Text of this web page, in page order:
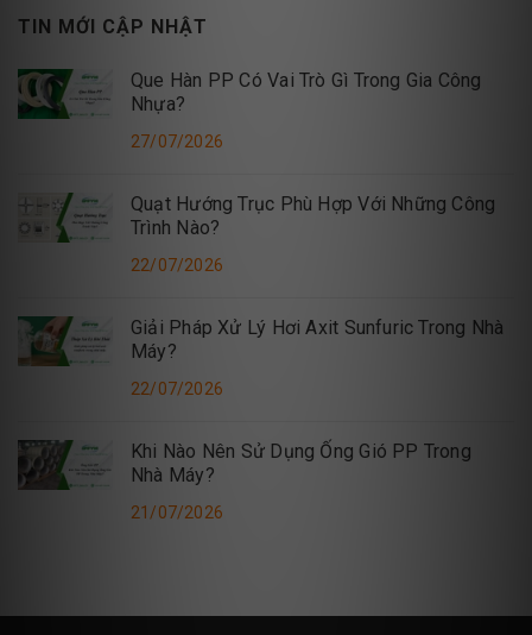
TIN MỚI CẬP NHẬT
Que Hàn PP Có Vai Trò Gì Trong Gia Công
Nhựa?
27/07/2026
Quạt Hướng Trục Phù Hợp Với Những Công
Trình Nào?
22/07/2026
Giải Pháp Xử Lý Hơi Axit Sunfuric Trong Nhà
Máy?
22/07/2026
Khi Nào Nên Sử Dụng Ống Gió PP Trong
Nhà Máy?
21/07/2026